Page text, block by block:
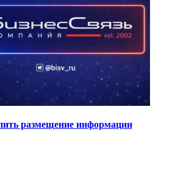
размещение информации